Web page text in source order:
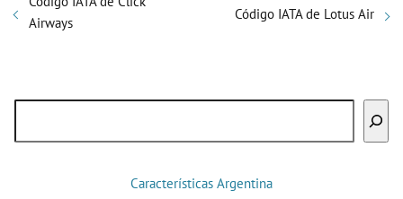
Airways
Código IATA de Lotus Air
Características Argentina